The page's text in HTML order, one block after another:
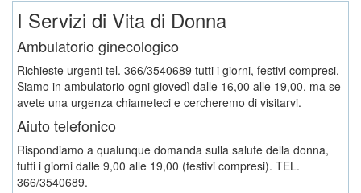
I Servizi di Vita di Donna
Ambulatorio ginecologico
Richieste urgenti tel. 366/3540689 tutti i giorni, festivi compresi.
Siamo in ambulatorio ogni giovedì dalle 16,00 alle 19,00, ma se
avete una urgenza chiameteci e cercheremo di visitarvi.
Aiuto telefonico
Rispondiamo a qualunque domanda sulla salute della donna,
tutti i giorni dalle 9,00 alle 19,00 (festivi compresi). TEL.
366/3540689.